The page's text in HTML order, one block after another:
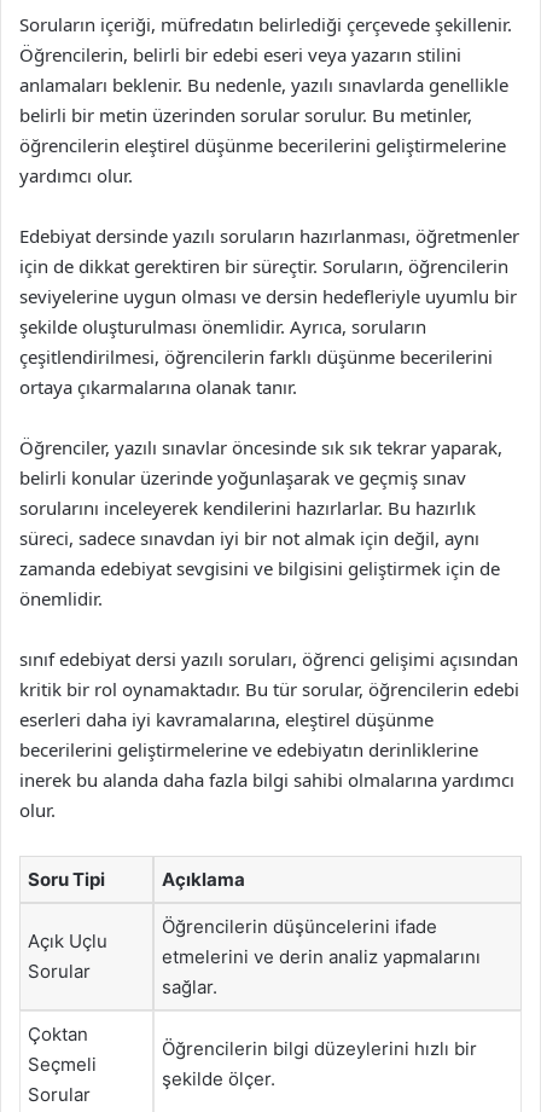
Soruların içeriği, müfredatın belirlediği çerçevede şekillenir.
Öğrencilerin, belirli bir edebi eseri veya yazarın stilini
anlamaları beklenir. Bu nedenle, yazılı sınavlarda genellikle
belirli bir metin üzerinden sorular sorulur. Bu metinler,
öğrencilerin eleştirel düşünme becerilerini geliştirmelerine
yardımcı olur.
Edebiyat dersinde yazılı soruların hazırlanması, öğretmenler
için de dikkat gerektiren bir süreçtir. Soruların, öğrencilerin
seviyelerine uygun olması ve dersin hedefleriyle uyumlu bir
şekilde oluşturulması önemlidir. Ayrıca, soruların
çeşitlendirilmesi, öğrencilerin farklı düşünme becerilerini
ortaya çıkarmalarına olanak tanır.
Öğrenciler, yazılı sınavlar öncesinde sık sık tekrar yaparak,
belirli konular üzerinde yoğunlaşarak ve geçmiş sınav
sorularını inceleyerek kendilerini hazırlarlar. Bu hazırlık
süreci, sadece sınavdan iyi bir not almak için değil, aynı
zamanda edebiyat sevgisini ve bilgisini geliştirmek için de
önemlidir.
sınıf edebiyat dersi yazılı soruları, öğrenci gelişimi açısından
kritik bir rol oynamaktadır. Bu tür sorular, öğrencilerin edebi
eserleri daha iyi kavramalarına, eleştirel düşünme
becerilerini geliştirmelerine ve edebiyatın derinliklerine
inerek bu alanda daha fazla bilgi sahibi olmalarına yardımcı
olur.
Soru Tipi Açıklama
Açık Uçlu
Sorular
Öğrencilerin düşüncelerini ifade
etmelerini ve derin analiz yapmalarını
sağlar.
Çoktan
Seçmeli
Sorular
Öğrencilerin bilgi düzeylerini hızlı bir
şekilde ölçer.